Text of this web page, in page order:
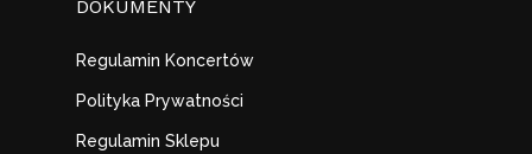
DOKUMENTY
Regulamin Koncertów
Polityka Prywatności
Regulamin Sklepu